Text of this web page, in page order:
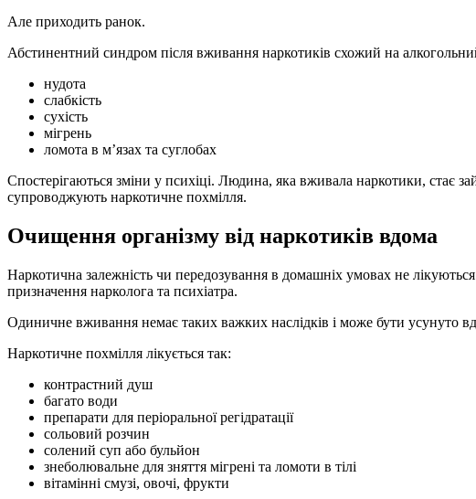
Але приходить ранок.
Абстинентний синдром після вживання наркотиків схожий на
нудота
слабкість
сухість
мігрень
ломота в м’язах та суглобах
Спостерігаються зміни у психіці. Людина, яка вживала наркотики, стає
супроводжують наркотичне похмілля.
Очищення організму від наркотиків вдома
Наркотична залежність чи передозування в домашніх умовах не
призначення нарколога та психіатра.
Одиничне вживання немає таких важких наслідків і може бути усунуто
Наркотичне похмілля лікується так:
контрастний душ
багато води
препарати для періоральної регідратації
сольовий розчин
солений суп або бульйон
знеболювальне для зняття мігрені та ломоти в тілі
вітамінні смузі, овочі, фрукти